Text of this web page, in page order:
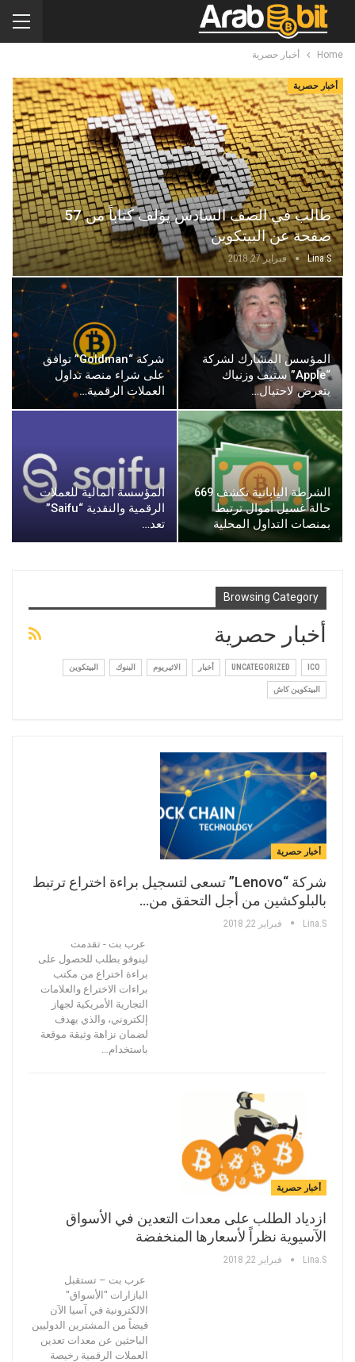
Home أخبار حصرية
أخبار حصرية
طالب في الصف السادس يؤلف كتاباً من 57
صفحة عن البيتكوين
Lina.s فبراير 27, 2018
المؤسس المشارك لشركة
“Apple” ستيف وزنياك
يتعرض لاحتيال…
شركة “Goldman” توافق
على شراء منصة تداول
العملات الرقمية…
الشرطة اليابانية تكشف 669
حالة غسيل أموال ترتبط
بمنصات التداول المحلية
المؤسسة المالية للعملات
الرقمية والنقدية “Saifu”
تعد…
Browsing Category
أخبار حصرية
ICO
UNCATEGORIZED أخبار الاثيريوم البنوك البيتكوين
البيتكوين كاش
أخبار حصرية
شركة “Lenovo” تسعى لتسجيل براءة اختراع ترتبط
بالبلوكشين من أجل التحقق من…
Lina.s فبراير 22, 2018
عرب بت - تقدمت
لينوفو بطلب للحصول على
براءة اختراع من مكتب
براءات الاختراع والعلامات
التجارية الأمريكية لجهاز
إلكتروني، والذي يهدف
لضمان نزاهة وثيقة موقعة
باستخدام…
أخبار حصرية
ازدياد الطلب على معدات التعدين في الأسواق
الآسيوية نظراً لأسعارها المنخفضة
Lina.s فبراير 22, 2018
عرب بت – تستقبل
البازارات "الأسواق"
الالكترونية في آسيا الآن
فيضاً من المشترين الدوليين
الباحثين عن معدات تعدين
العملات الرقمية رخيصة